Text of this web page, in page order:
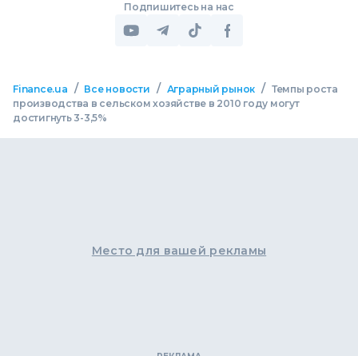
Подпишитесь на нас
Finance.ua / Все новости / Аграрный рынок / Темпы роста
производства в сельском хозяйстве в 2010 году могут
достигнуть 3-3,5%
Место для вашей рекламы